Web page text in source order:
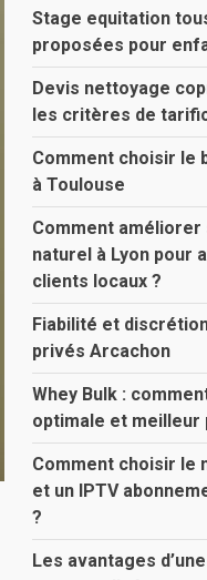
Stage equitation
proposées pour
Devis nettoyage
les critères de
Comment choisir le
à Toulouse
Comment
naturel à Lyon pour
clients locaux ?
Fiabilité et
privés Arcachon
Whey Bulk :
optimale et meilleur
Comment choisir le
et un IPTV
?
Les avantages